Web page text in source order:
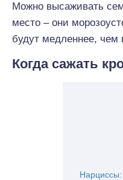
Можно высаживать
место – они
будут медленнее, чем
Когда сажать
Нарциссы: